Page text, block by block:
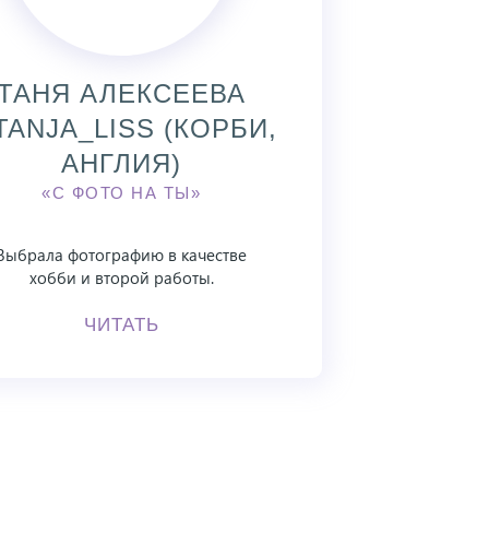
АЛЕКСЕЕВА
(КОРБИ,
АНГЛИЯ)
«С ФОТО НА ТЫ»
фотографию в качестве
хобби и второй работы.
ЧИТАТЬ